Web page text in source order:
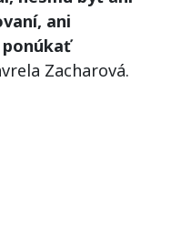
ani
ponúkať
Zacharová.